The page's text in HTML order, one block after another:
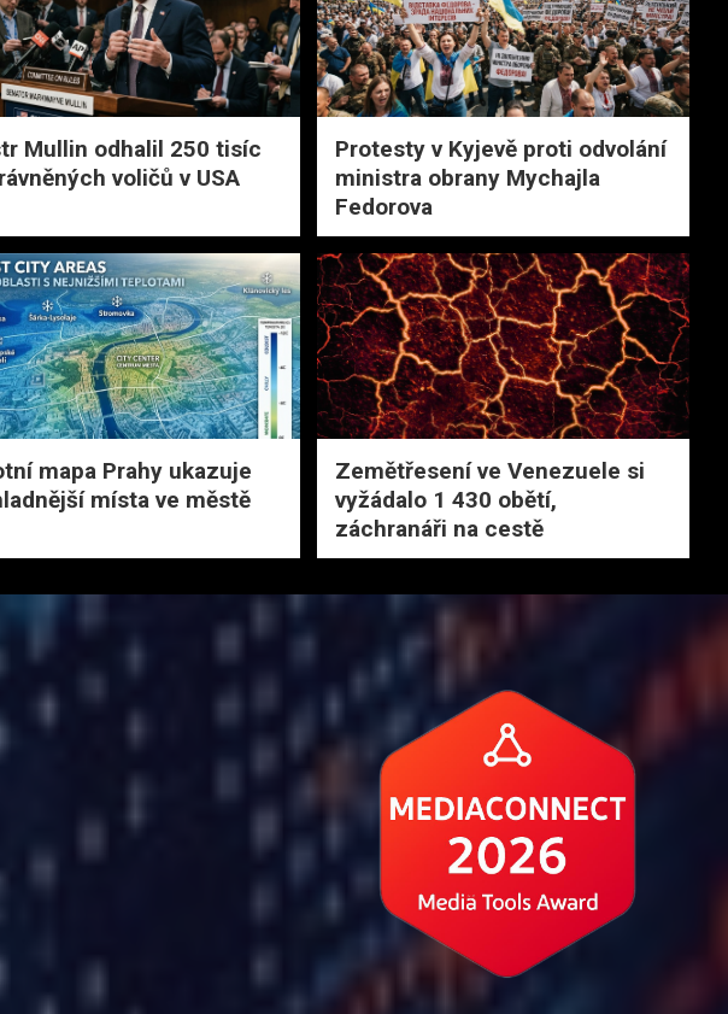
Mullin odhalil 250 tisíc
voličů v USA
Protesty v Kyjevě proti odvolání
ministra obrany Mychajla
Fedorova
mapa Prahy ukazuje
místa ve městě
Zemětřesení ve Venezuele si
vyžádalo 1 430 obětí,
záchranáři na cestě